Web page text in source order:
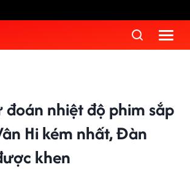
đoán nhiệt độ phim sắp
Hi kém nhất, Đàn
khen